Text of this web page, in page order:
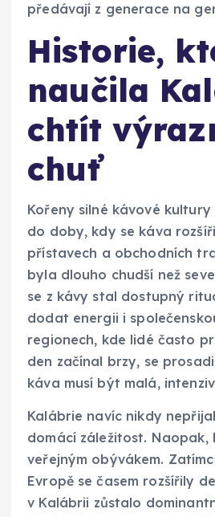
předávají z generace na
Historie,
naučila
chtít
chuť
Kořeny silné kávové
do doby, kdy se káva
přístavech a obchodních
byla dlouho chudší než
se z kávy stal dostupný
dodat energii i
regionech, kde lidé často
den začínal brzy, se
káva musí být malá,
Kalábrie navíc nikdy
domácí záležitost. Naopak,
veřejným obývákem.
Evropě se časem rozšířily
v Kalábrii zůstalo